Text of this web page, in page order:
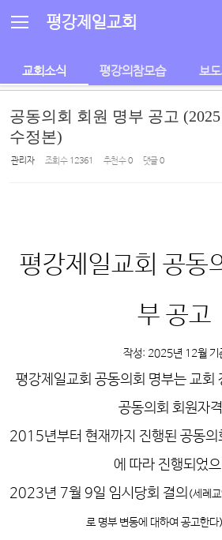
평강제일교회
교회소식 평강의참모습 보
공동의회 회원 명부 공고
수정본)
관리자 조회 수 12361 추천 수0 댓글0
평강제일교회 공동
부 공고
작성: 2025년 12월 기
평강제일교회 공동의회 명부는 교회
공동의회 회원자
2015년부터 현재까지 진행된 공동의
에 따라 진행되었
2023년 7월 9일 임시당회 결의 (세례
로 명부 변동에 대하여 공고한다)